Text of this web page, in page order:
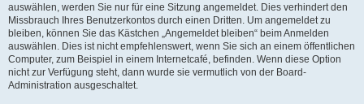
auswählen, werden Sie nur für eine Sitzung angemeldet. Dies verhindert den
Missbrauch Ihres Benutzerkontos durch einen Dritten. Um angemeldet zu
bleiben, können Sie das Kästchen „Angemeldet bleiben“ beim Anmelden
auswählen. Dies ist nicht empfehlenswert, wenn Sie sich an einem öffentlichen
Computer, zum Beispiel in einem Internetcafé, befinden. Wenn diese Option
nicht zur Verfügung steht, dann wurde sie vermutlich von der Board-
Administration ausgeschaltet.